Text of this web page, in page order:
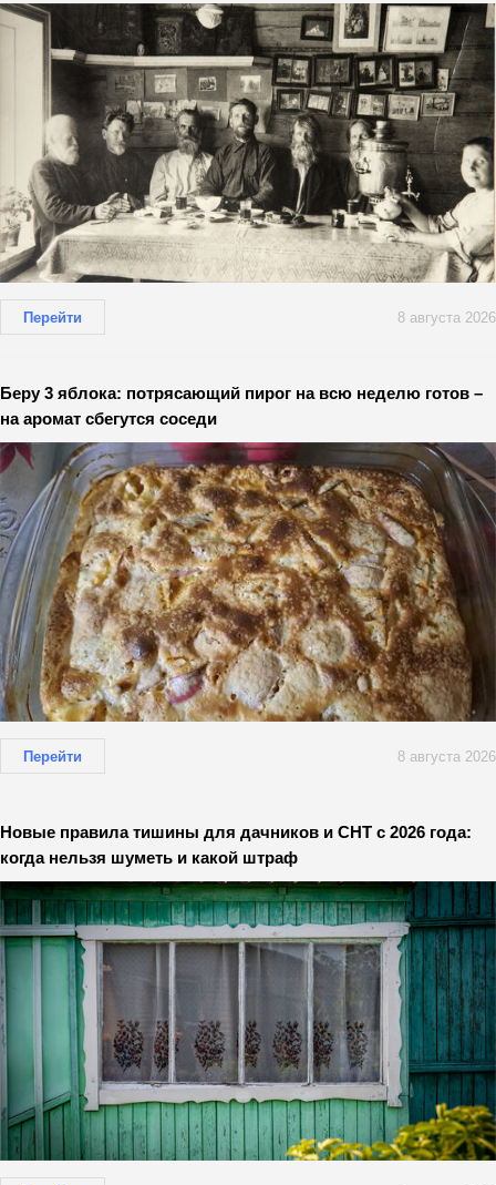
Перейти 8 августа 2026
Беру 3 яблока: потрясающий пирог на всю неделю готов –
на аромат сбегутся соседи
Перейти 8 августа 2026
Новые правила тишины для дачников и СНТ с 2026 года:
когда нельзя шуметь и какой штраф